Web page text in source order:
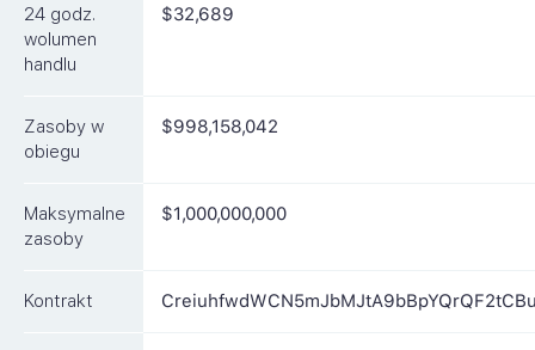
FAQ
24 godz.
wolumen
handlu
$32,689
Zasoby w
obiegu
$998,158,042
Maksymalne
zasoby
$1,000,000,000
Kontrakt